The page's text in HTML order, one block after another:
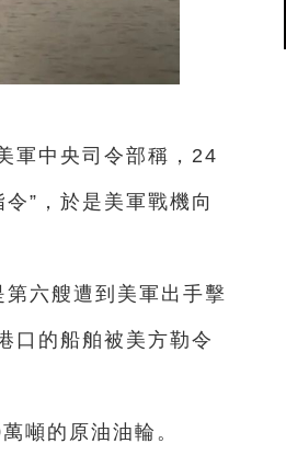
軍中央司令部稱，24
”，於是美軍戰機向
六艘遭到美軍出手擊
口的船舶被美方勒令
噸的原油油輪。